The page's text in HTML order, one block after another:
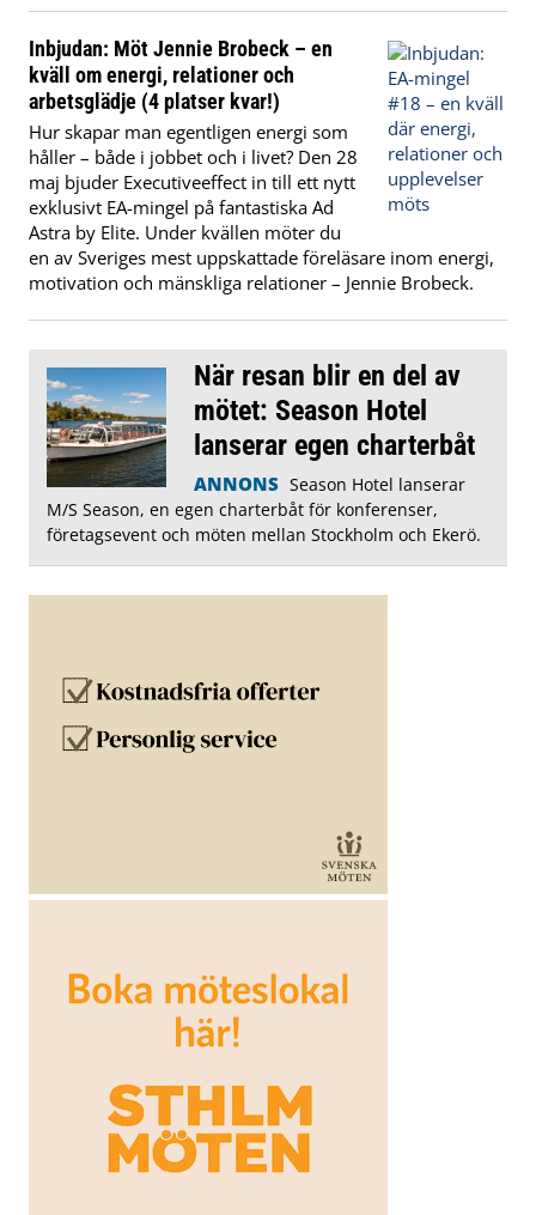
Inbjudan: Möt Jennie Brobeck – en
kväll om energi, relationer och
arbetsglädje (4 platser kvar!)
Hur skapar man egentligen energi som
håller – både i jobbet och i livet? Den 28
maj bjuder Executiveeffect in till ett nytt
exklusivt EA-mingel på fantastiska Ad
Astra by Elite. Under kvällen möter du
en av Sveriges mest uppskattade föreläsare inom energi,
motivation och mänskliga relationer – Jennie Brobeck.
När resan blir en del av
mötet: Season Hotel
lanserar egen charterbåt
ANNONS Season Hotel lanserar
M/S Season, en egen charterbåt för konferenser,
företagsevent och möten mellan Stockholm och Ekerö.